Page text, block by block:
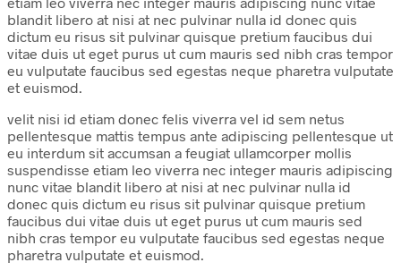
blandit libero at nisi at nec pulvinar nulla id donec quis
dictum eu risus sit pulvinar quisque pretium faucibus dui
vitae duis ut eget purus ut cum mauris sed nibh cras tempor
eu vulputate faucibus sed egestas neque pharetra vulputate
et euismod.
velit nisi id etiam donec felis viverra vel id sem netus
pellentesque mattis tempus ante adipiscing pellentesque ut
eu interdum sit accumsan a feugiat ullamcorper mollis
suspendisse etiam leo viverra nec integer mauris adipiscing
nunc vitae blandit libero at nisi at nec pulvinar nulla id
donec quis dictum eu risus sit pulvinar quisque pretium
faucibus dui vitae duis ut eget purus ut cum mauris sed
nibh cras tempor eu vulputate faucibus sed egestas neque
pharetra vulputate et euismod.